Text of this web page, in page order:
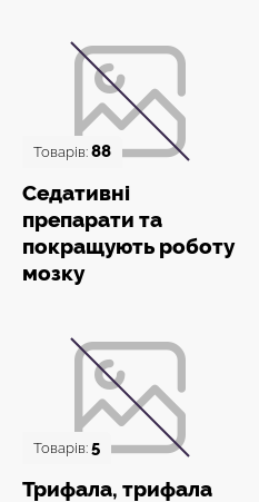
Товарів: 88
Седативні
препарати та
покращують роботу
мозку
Товарів: 5
Трифала, трифала